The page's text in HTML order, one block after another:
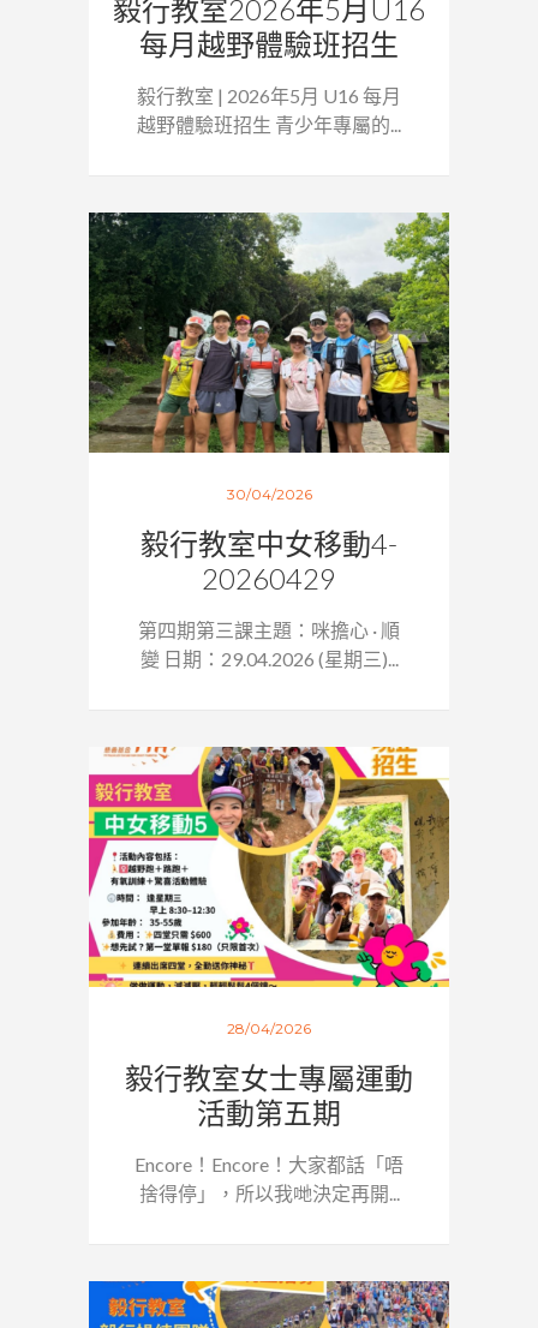
毅行教室2026年5月U16
每月越野體驗班招生
毅行教室 | 2026年5月 U16 每月
越野體驗班招生 青少年專屬的...
30/04/2026
毅行教室中女移動4-
20260429
第四期第三課主題：咪擔心 · 順
變 日期：29.04.2026 (星期三)...
28/04/2026
毅行教室女士專屬運動
活動第五期
Encore！Encore！大家都話「唔
捨得停」，所以我哋決定再開...